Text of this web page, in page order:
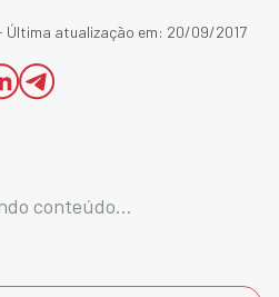
Última atualização em: 20/09/2017
conteúdo...